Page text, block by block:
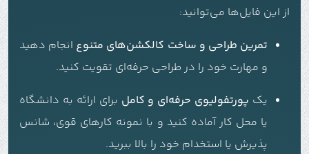
از این فایل‌ها می‌توانید:
تمرین طراحی و ساخت کالکشن‌های متنوع انجام دهید
و مهارت خود را در طراحی حرفه‌ای تقویت کنید.
یک پورتفولیوی حرفه‌ای و کامل برای ارائه به دانشگاه
یا محل کار آماده کنید و با نمونه کارهای قوی، شانس
پذیرش یا استخدام خود را بالا ببرید.